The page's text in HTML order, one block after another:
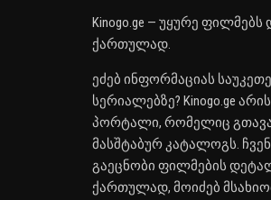
Kinogo.ge — უყურე
ქართულად.
ეძებ ინფორმაციას
სერიალებზე? Kinogo.ge
პორტალი, რომელიც
მასშტაბურ კატალოგს.
გაეცნობი ფილმების
ქართულად, მოიძებ